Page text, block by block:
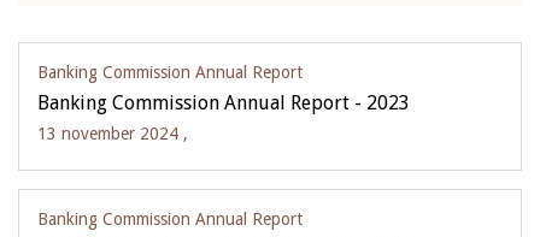
Banking Commission Annual Report
Banking Commission Annual Report - 2023
13 november 2024 ,
Banking Commission Annual Report